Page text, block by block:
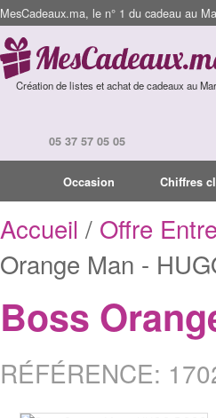
MesCadeaux.ma, le n° 1 du cadeau au
Création de listes et achat de cadeaux au
05 37 57 05 05
Occasion Chiffres
Accueil / Offre
Orange Man -
Boss
RÉFÉRENCE: